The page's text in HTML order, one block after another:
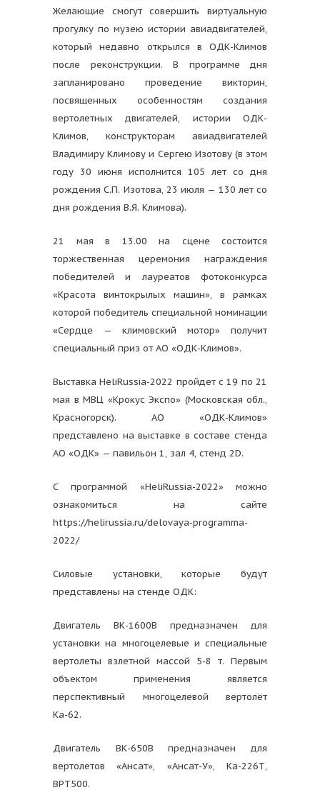
Желающие смогут совершить виртуальную
прогулку по музею истории авиадвигателей,
который недавно открылся в ОДК-Климов
после реконструкции. В программе дня
запланировано проведение викторин,
посвященных особенностям создания
вертолетных двигателей, истории ОДК-
Климов, конструкторам авиадвигателей
Владимиру Климову и Сергею Изотову (в этом
году 30 июня исполнится 105 лет со дня
рождения С.П. Изотова, 23 июля — 130 лет со
дня рождения В.Я. Климова).
21 мая в 13.00 на сцене состоится
торжественная церемония награждения
победителей и лауреатов фотоконкурса
«Красота винтокрылых машин», в рамках
которой победитель специальной номинации
«Сердце — климовский мотор» получит
специальный приз от АО «ОДК-Климов».
Выставка HeliRussia-2022 пройдет с 19 по 21
мая в МВЦ «Крокус Экспо» (Московская обл.,
Красногорск). АО «ОДК-Климов»
представлено на выставке в составе стенда
АО «ОДК» — павильон 1, зал 4, стенд 2D.
С программой «HeliRussia-2022» можно
ознакомиться на сайте
https://helirussia.ru/delovaya-programma-
2022/
Силовые установки, которые будут
представлены на стенде ОДК:
Двигатель ВК-1600В предназначен для
установки на многоцелевые и специальные
вертолеты взлетной массой 5-8 т. Первым
объектом применения является
перспективный многоцелевой вертолёт
Ка-62.
Двигатель ВК-650В предназначен для
вертолетов «Ансат», «Ансат-У», Ка-226Т,
ВРТ500.